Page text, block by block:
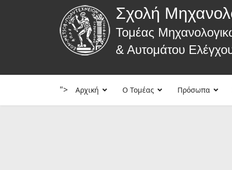
Σχολή
Τομέας
& Αυτομάτου
">
Αρχική Ο Τομέας Πρόσωπα